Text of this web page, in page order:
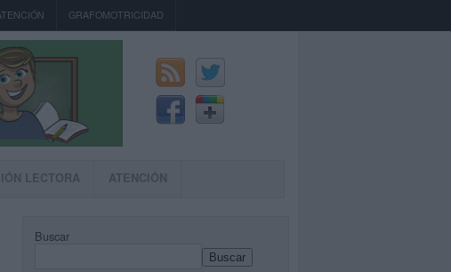
GRAFOMOTRICIDAD
LECTORA ATENCIÓN
Buscar
Buscar